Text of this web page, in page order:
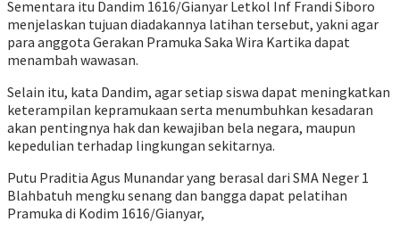
Sementara itu Dandim 1616/Gianyar Letkol Inf Frandi Siboro
menjelaskan tujuan diadakannya latihan tersebut, yakni agar
para anggota Gerakan Pramuka Saka Wira Kartika dapat
menambah wawasan.
Selain itu, kata Dandim, agar setiap siswa dapat meningkatkan
keterampilan kepramukaan serta menumbuhkan kesadaran
akan pentingnya hak dan kewajiban bela negara, maupun
kepedulian terhadap lingkungan sekitarnya.
Putu Praditia Agus Munandar yang berasal dari SMA Neger 1
Blahbatuh mengku senang dan bangga dapat pelatihan
Pramuka di Kodim 1616/Gianyar,